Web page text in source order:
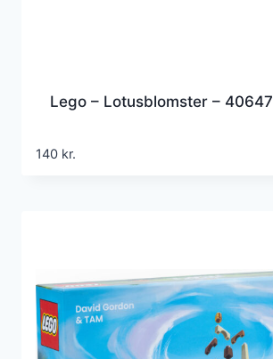
Lego – Lotusblomster – 40647
140 kr.